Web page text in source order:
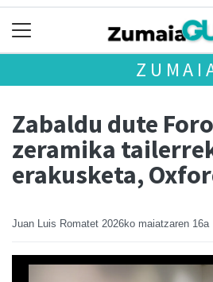
Zabaldu dute
zeramika
erakusketa,
Juan Luis Romatet 2026ko maiatzaren 16a